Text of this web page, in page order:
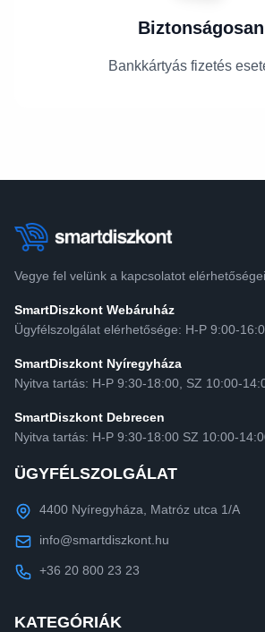
Biztonságosan
Bankkártyás fizetés
Vegye fel velünk a kapcsolatot
SmartDiszkont Webáruház
Ügyfélszolgálat elérhetősége: H-P 9:00-
SmartDiszkont Nyíregyháza
Nyitva tartás: H-P 9:30-18:00, SZ 10:00-
SmartDiszkont Debrecen
Nyitva tartás: H-P 9:30-18:00 SZ 10:00-
ÜGYFÉLSZOLGÁLAT
4400 Nyíregyháza, Matróz utca 1/A
info@smartdiszkont.hu
+36 20 800 23 23
KATEGÓRIÁK